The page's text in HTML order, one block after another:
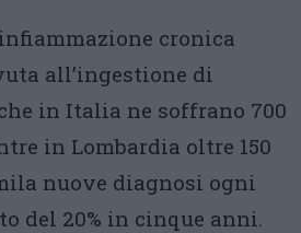
cronica
all’ingestione di
in Italia ne soffrano 700
in Lombardia oltre 150
nuove diagnosi ogni
del 20% in cinque anni.